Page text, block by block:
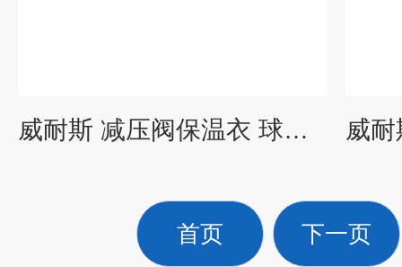
威耐斯 减压阀保温衣 球阀保温套 反复使用 定制生产
首页 下一页